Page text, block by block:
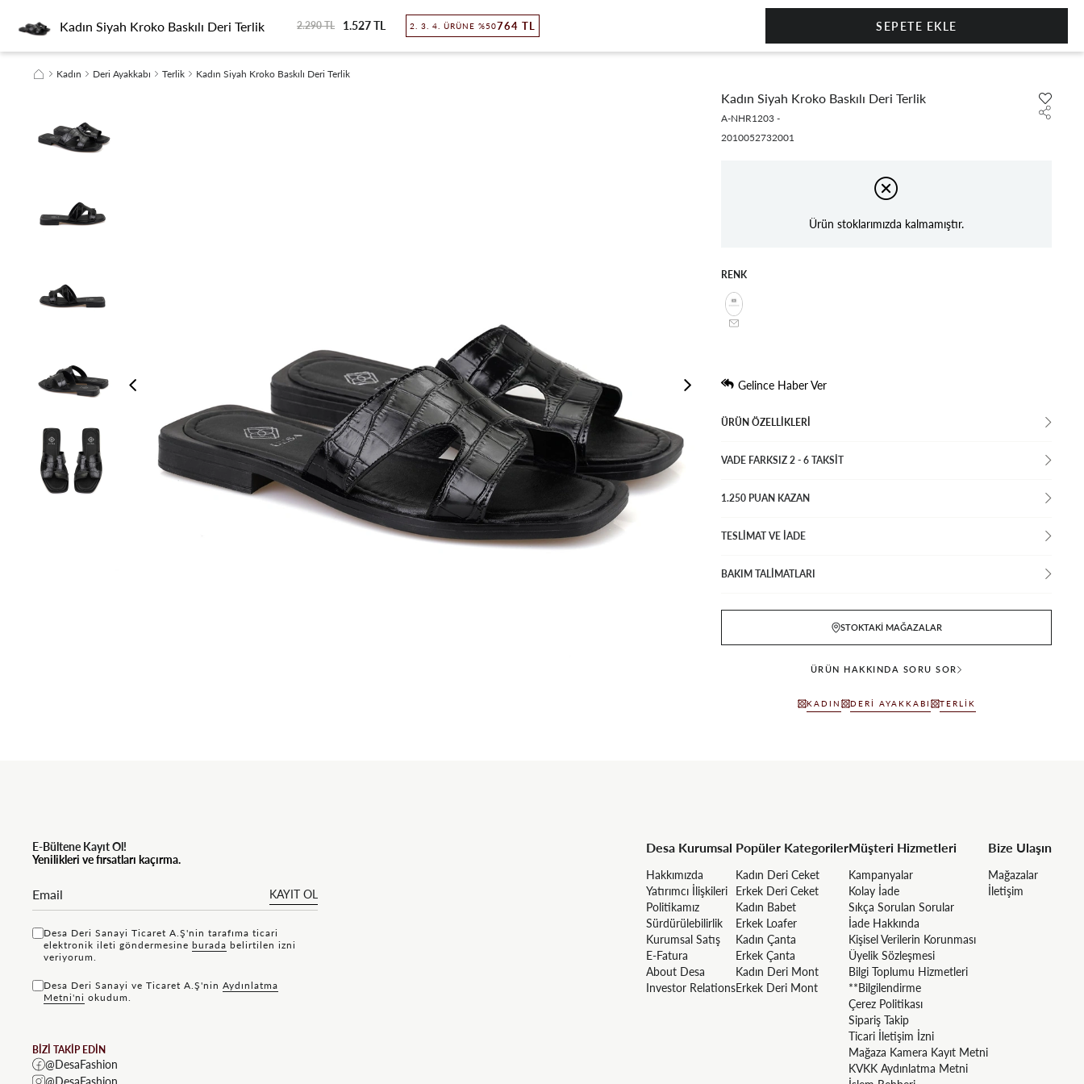
KADINERKEKSEYAHATSEZON FİNALİSÜRDÜRÜLEBİLİRLİK
Kadın Deri Ayakkabı Terlik Kadın Siyah Kroko Baskılı Deri Terlik
Kadın Siyah Kroko Baskılı Deri Terlik
A-NHR1203 -
2010052732001
Ürün stoklarımızda kalmamıştır.
RENK
Gelince Haber Ver
ÜRÜN ÖZELLIKLERI
VADE FARKSIZ 2 - 6 TAKSIT
1.250 PUAN KAZAN
TESLİMAT VE İADE
BAKIM TALİMATLARI
STOKTAKI MAĞAZALAR
ÜRÜN HAKKINDA SORU SOR
KADIN DERI AYAKKABI TERLIK
E-Bültene Kayıt Ol!
Yenilikleri ve fırsatları kaçırma.
KAYIT OL
Desa Deri Sanayi Ticaret A.Ş'nin tarafıma ticari
elektronik ileti göndermesine bu rada belirtilen izni
veriyorum.
Desa Deri Sanayi ve Ticaret A.Ş'nin Aydınlatma
Metni'ni okudum.
BİZİ TAKİP EDİN
@DesaFashion
@DesaFashion
Desa Kurumsal
Hakkımızda
Yatırımcı İlişkileri
Politikamız
Sürdürülebilirlik
Kurumsal Satış
E-Fatura
About Desa
Investor Relations
Popüler Kategoriler
Kadın Deri Ceket
Erkek Deri Ceket
Kadın Babet
Erkek Loafer
Kadın Çanta
Erkek Çanta
Kadın Deri Mont
Erkek Deri Mont
Müşteri Hizmetleri
Kampanyalar
Kolay İade
Sıkça Sorulan Sorular
İade Hakkında
Kişisel Verilerin Korunması
Üyelik Sözleşmesi
Bilgi Toplumu Hizmetleri
**Bilgilendirme
Çerez Politikası
Sipariş Takip
Ticari İletişim İzni
Mağaza Kamera Kayıt Metni
KVKK Aydınlatma Metni
Bize Ulaşın
Mağazalar
İletişim
Kadın Siyah Kroko Baskılı Deri Terlik 2.290 TL 1.527 TL 2. 3. 4. ÜRÜNE %50764 TL